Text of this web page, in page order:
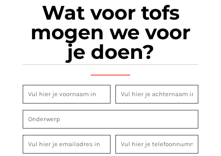
Wat voor tofs
mogen we voor
je doen?